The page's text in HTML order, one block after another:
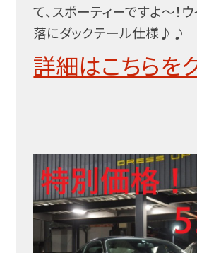
て、スポーティーですよ～！
落にダックテール仕様♪♪
詳細はこちらをク